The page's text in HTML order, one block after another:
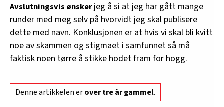
Avslutningsvis ønskerjeg å si at jeg har gått mange
runder med meg selv på hvorvidt jeg skal publisere
dette med navn. Konklusjonen er at hvis vi skal bli kvitt
noe av skammen og stigmaet i samfunnet så må
faktisk noen tørre å stikke hodet fram for hogg.
Denne artikkelen erover tre år gammel.